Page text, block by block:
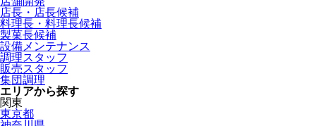
店長・店長候補
料理長・料理長候補
製菓長候補
設備メンテナンス
調理スタッフ
販売スタッフ
集団調理
エリアから探す
関東
東京都